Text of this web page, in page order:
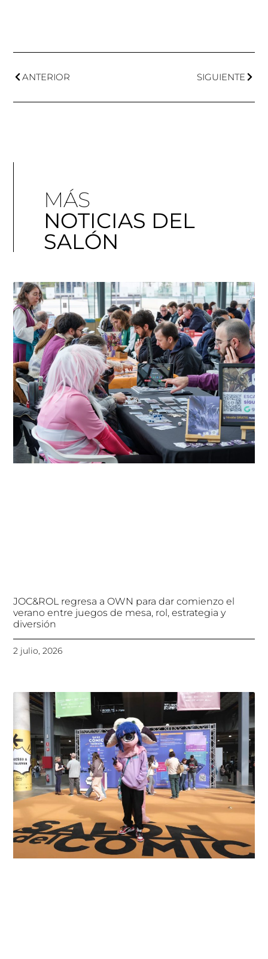
ANTERIOR SIGUIENTE
MÁS
NOTICIAS DEL
SALÓN
JOC&ROL regresa a OWN para dar comienzo el
verano entre juegos de mesa, rol, estrategia y
diversión
2 julio, 2026